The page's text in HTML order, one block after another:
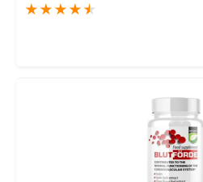
★ ★ ★ ★ ★